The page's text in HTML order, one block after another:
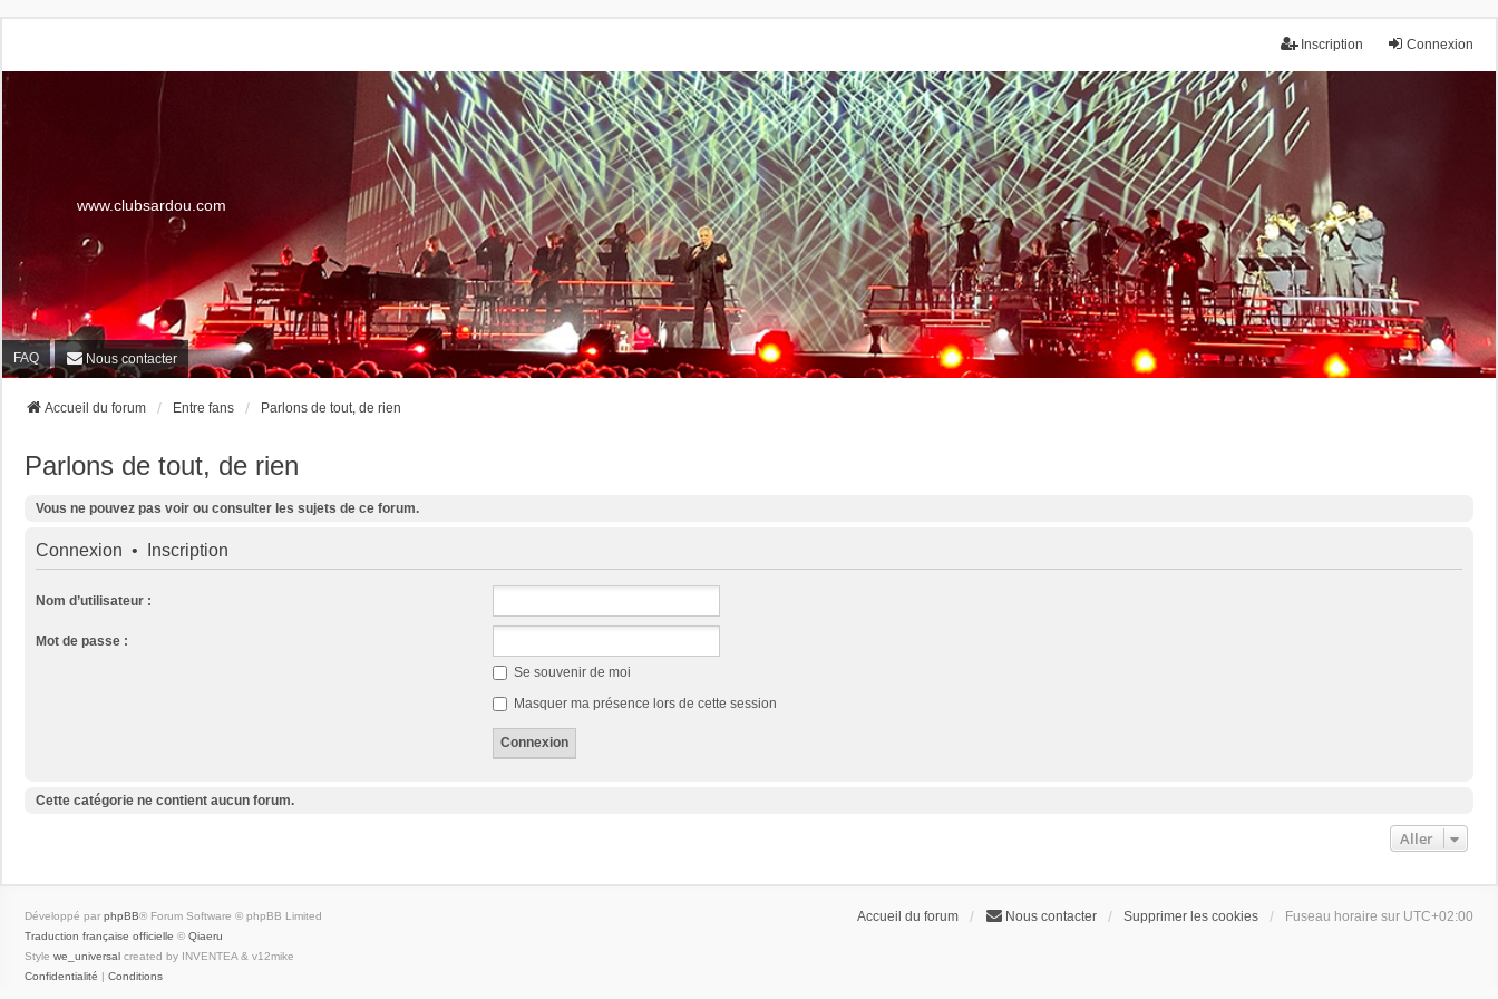
Connexion
Inscription
www.clubsardou.com
FAQ Nous contacter
Accueil du forum Entre fans Parlons de tout, de rien
Parlons de tout, de rien
Vous ne pouvez pas voir ou consulter les sujets de ce forum.
Connexion • Inscription
Nom d’utilisateur :
Mot de passe :
Se souvenir de moi
Masquer ma présence lors de cette session
Cette catégorie ne contient aucun forum.
Aller
Accueil du forum Nous contacter Supprimer les cookies Fuseau horaire sur UTC+02:00
Développé par phpBB® Forum Software © phpBB Limited
Traduction française officielle © Qiaeru
Style we_universal created by INVENTEA & v12mike
Confidentialité | Conditions